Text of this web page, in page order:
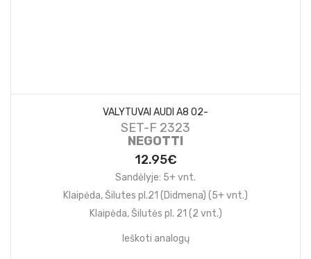
VALYTUVAI AUDI A8 02-
SET-F 2323
NEGOTTI
12.95€
Sandėlyje: 5+ vnt.
Klaipėda, Šilutes pl.21 (Didmena) (5+ vnt.)
Klaipėda, Šilutės pl. 21 (2 vnt.)
Ieškoti analogų